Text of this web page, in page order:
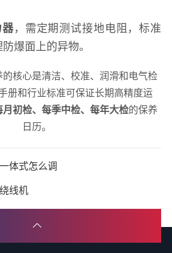
器，需定期测试接地电阻，标准
爆面上的异物。
的核心是清洁、校准、润滑和电气检
册和行业标准可保证长期高精度运
月初检、每季中检、每年大检的保养
日历。
体式怎么调
线机